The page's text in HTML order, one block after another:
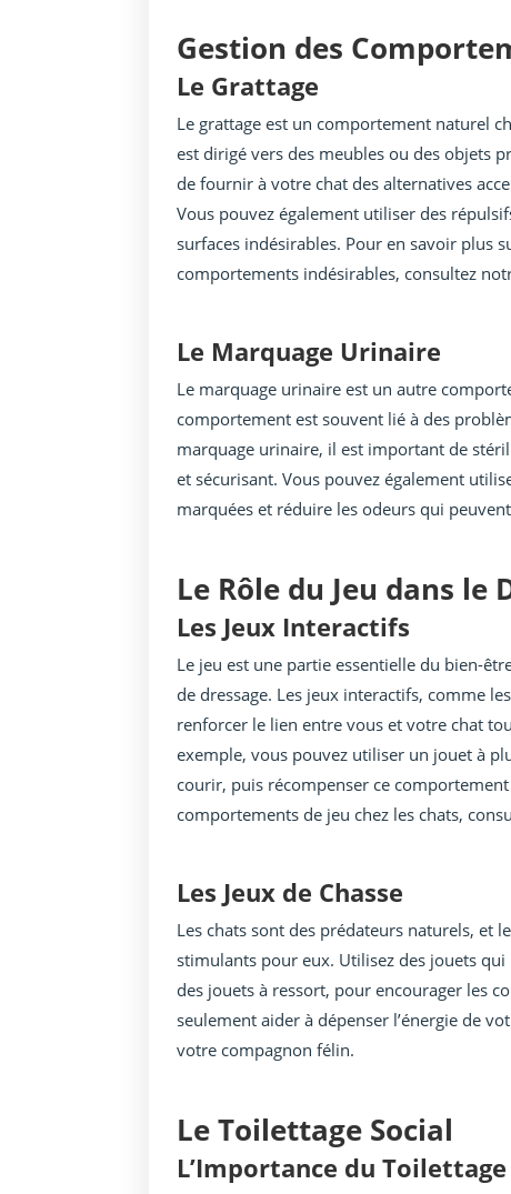
Gestion des
Le Grattage
Le grattage est un comportement naturel
est dirigé vers des meubles ou des objets
de fournir à votre chat des alternatives
Vous pouvez également utiliser des
surfaces indésirables. Pour en savoir plus
comportements indésirables, consultez
Le Marquage Urinaire
Le marquage urinaire est un autre
comportement est souvent lié à des
marquage urinaire, il est important de
et sécurisant. Vous pouvez également
marquées et réduire les odeurs qui
Le Rôle du Jeu dans le
Les Jeux Interactifs
Le jeu est une partie essentielle du bien-
de dressage. Les jeux interactifs, comme
renforcer le lien entre vous et votre chat
exemple, vous pouvez utiliser un jouet à
courir, puis récompenser ce
comportements de jeu chez les chats,
Les Jeux de Chasse
Les chats sont des prédateurs naturels, et
stimulants pour eux. Utilisez des jouets
des jouets à ressort, pour encourager les
seulement aider à dépenser l’énergie de
votre compagnon félin.
Le Toilettage Social
L’Importance du